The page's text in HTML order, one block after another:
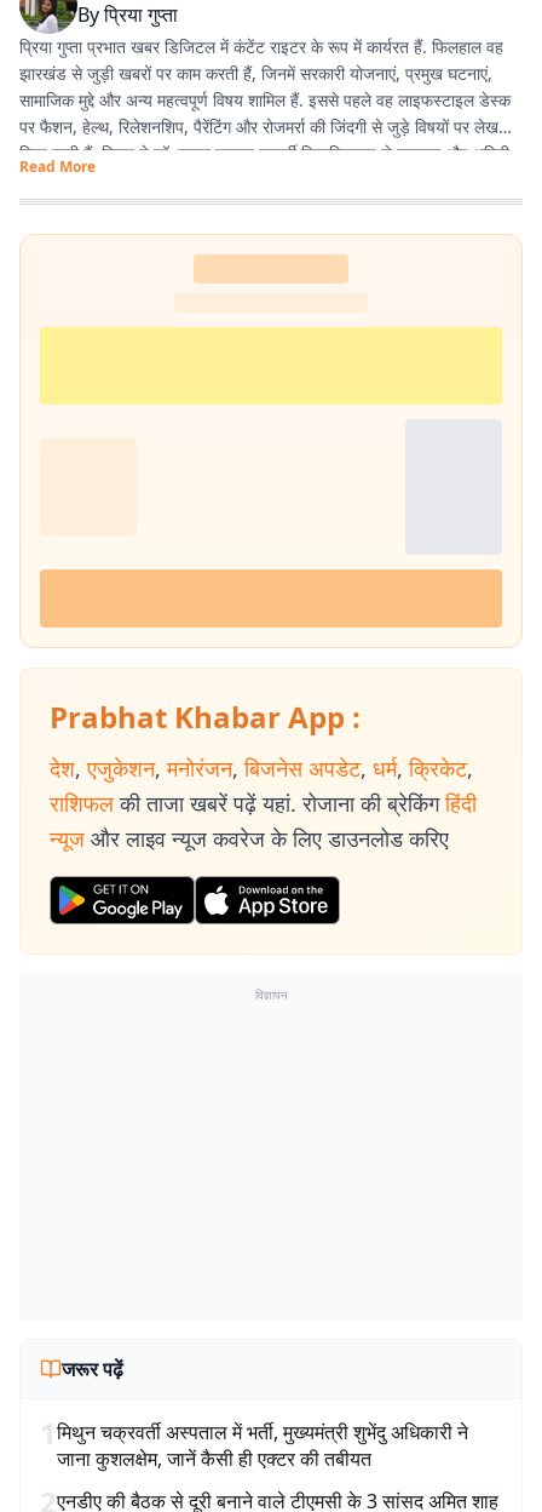
Byप्रिया गुप्ता
प्रिया गुप्ता प्रभात खबर डिजिटल में कंटेंट राइटर के रूप में कार्यरत हैं. फिलहाल वह
झारखंड से जुड़ी खबरों पर काम करती हैं, जिनमें सरकारी योजनाएं, प्रमुख घटनाएं,
सामाजिक मुद्दे और अन्य महत्वपूर्ण विषय शामिल हैं. इससे पहले वह लाइफस्टाइल डेस्क
पर फैशन, हेल्थ, रिलेशनशिप, पैरेंटिंग और रोजमर्रा की जिंदगी से जुड़े विषयों पर लेख
लिख चुकी हैं. प्रिया ने डॉ. श्यामा प्रसाद मुखर्जी विश्वविद्यालय से स्नातक और अमिटी
यूनिवर्सिटी से मास्टर डिग्री हासिल की है.
Read More
Prabhat Khabar App :
देश, एजुकेशन, मनोरंजन, बिजनेस अपडेट, धर्म, क्रिकेट,
राशिफल की ताजा खबरें पढ़ें यहां. रोजाना की ब्रेकिंग हिंदी
न्यूज और लाइव न्यूज कवरेज के लिए डाउनलोड करिए
विज्ञापन
जरूर पढ़ें
1मिथुन चक्रवर्ती अस्पताल में भर्ती, मुख्यमंत्री शुभेंदु अधिकारी ने
जाना कुशलक्षेम, जानें कैसी ही एक्टर की तबीयत
2एनडीए की बैठक से दूरी बनाने वाले टीएमसी के 3 सांसद अमित शाह